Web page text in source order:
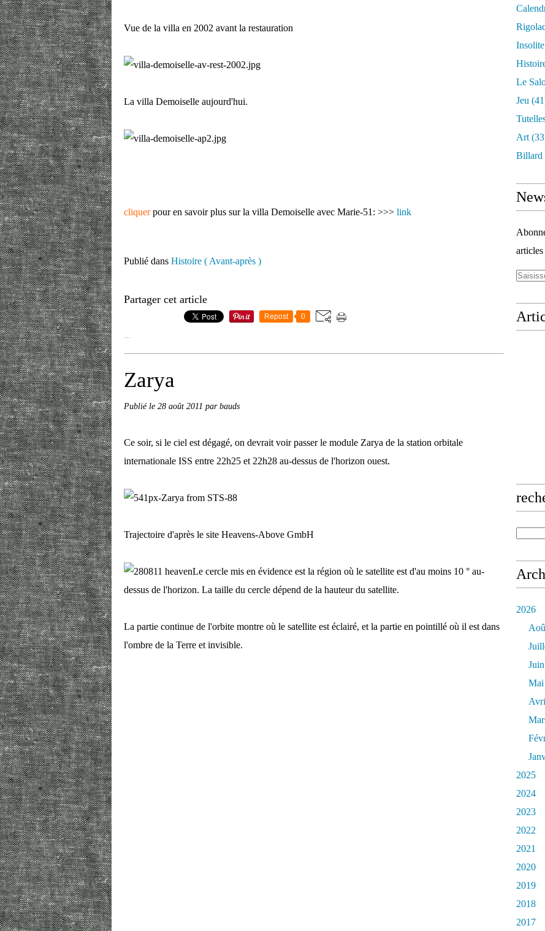
Vue de la villa en 2002 avant la restauration
La villa Demoiselle aujourd'hui.
cliquerpour en savoir plus sur la villa Demoiselle avec Marie-51: >>> link
Publié dans Histoire ( Avant-après )
Partager cet article
Repost 0
Zarya
Publié le 28 août 2011 par bauds
Ce soir, si le ciel est dégagé, on devrait voir passer le module Zarya de la station orbitale
internationale ISS entre 22h25 et 22h28 au-dessus de l'horizon ouest.
Trajectoire d'après le site Heavens-Above GmbH
Le cercle mis en évidence est la région où le satellite est d'au moins 10 ° au-
dessus de l'horizon. La taille du cercle dépend de la hauteur du satellite.
La partie continue de l'orbite montre où le satellite est éclairé, et la partie en pointillé où il est dans
l'ombre de la Terre et invisible.
Insolite
Le
Jeu
Art
Billard
2026
Juin
Mai
2025
2024
2023
2022
2021
2020
2019
2018
2017